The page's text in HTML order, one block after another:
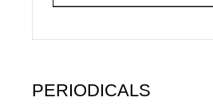
PERIODICALS